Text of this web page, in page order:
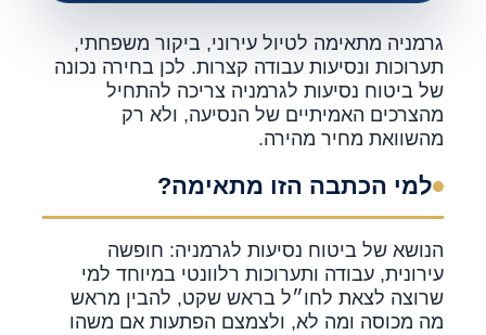
גרמניה מתאימה לטיול עירוני, ביקור משפחתי,
תערוכות ונסיעות עבודה קצרות. לכן בחירה נכונה
של ביטוח נסיעות לגרמניה צריכה להתחיל
מהצרכים האמיתיים של הנסיעה, ולא רק
מהשוואת מחיר מהירה.
למי הכתבה הזו מתאימה?
הנושא של ביטוח נסיעות לגרמניה: חופשה
עירונית, עבודה ותערוכות רלוונטי במיוחד למי
שרוצה לצאת לחו״ל בראש שקט, להבין מראש
מה מכוסה ומה לא, ולצמצם הפתעות אם משהו